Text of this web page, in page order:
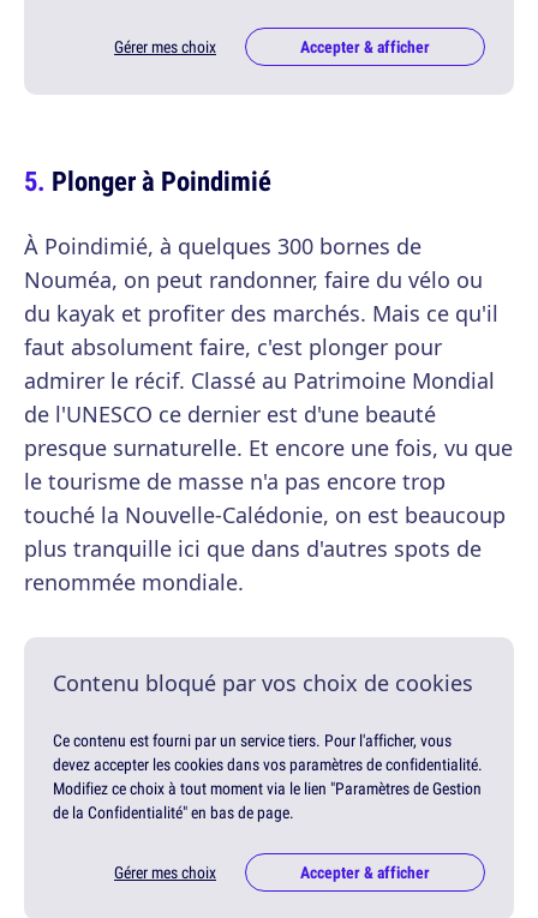
Gérer mes choix Accepter & afficher
Plonger à Poindimié
À Poindimié, à quelques 300 bornes de
Nouméa, on peut randonner, faire du vélo ou
du kayak et profiter des marchés. Mais ce qu'il
faut absolument faire, c'est plonger pour
admirer le récif. Classé au Patrimoine Mondial
de l'UNESCO ce dernier est d'une beauté
presque surnaturelle. Et encore une fois, vu que
le tourisme de masse n'a pas encore trop
touché la Nouvelle-Calédonie, on est beaucoup
plus tranquille ici que dans d'autres spots de
renommée mondiale.
Contenu bloqué par vos choix de cookies
Ce contenu est fourni par un service tiers. Pour l'afficher, vous
devez accepter les cookies dans vos paramètres de confidentialité.
Modifiez ce choix à tout moment via le lien "Paramètres de Gestion
de la Confidentialité" en bas de page.
Gérer mes choix Accepter & afficher